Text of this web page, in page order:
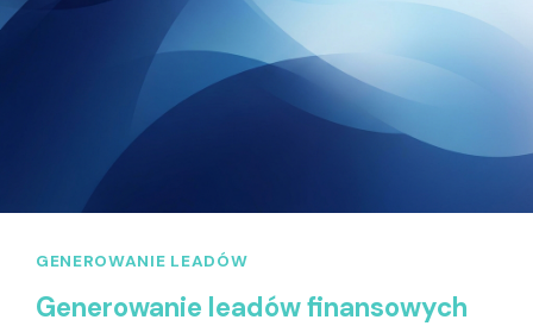
GENEROWANIE LEADÓW
Generowanie leadów finansowych